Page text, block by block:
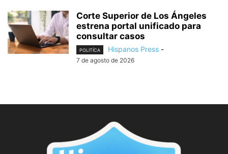
Corte Superior de Los Ángeles
estrena portal unificado para
consultar casos
POLITÍCA Hispanos Press -
7 de agosto de 2026